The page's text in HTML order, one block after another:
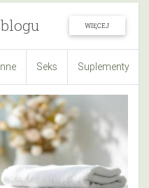
WIĘCEJ
Seks Suplementy